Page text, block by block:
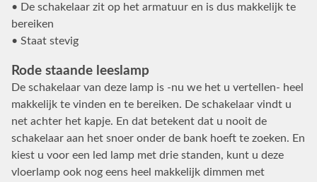
• De schakelaar zit op het armatuur en is dus makkelijk te
bereiken
• Staat stevig
Rode staande leeslamp
De schakelaar van deze lamp is -nu we het u vertellen- heel
makkelijk te vinden en te bereiken. De schakelaar vindt u
net achter het kapje. En dat betekent dat u nooit de
schakelaar aan het snoer onder de bank hoeft te zoeken. En
kiest u voor een led lamp met drie standen, kunt u deze
vloerlamp ook nog eens heel makkelijk dimmen met